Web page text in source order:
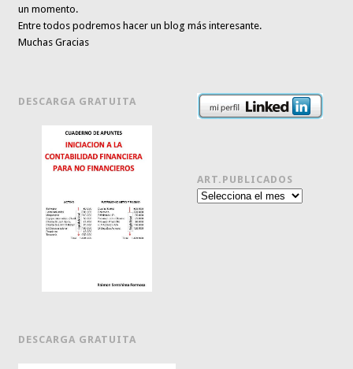
un momento.
Entre todos podremos hacer un blog más interesante.
Muchas Gracias
DESCARGA GRATUITA
DESCARGA GRATUITA
ART.PUBLICADOS
Art.publicados